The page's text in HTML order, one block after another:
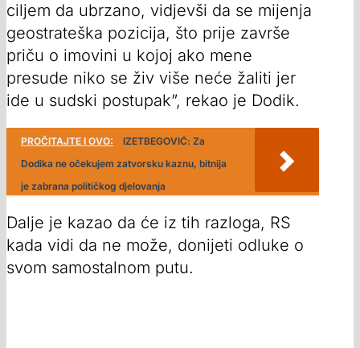
ciljem da ubrzano, vidjevši da se mijenja
geostrateška pozicija, što prije završe
priču o imovini u kojoj ako mene
presude niko se živ više neće žaliti jer
ide u sudski postupak”, rekao je Dodik.
PROČITAJTE I OVO:
IZETBEGOVIĆ: Za
Dodika ne očekujem zatvorsku kaznu, bitnija
je zabrana političkog djelovanja
Dalje je kazao da će iz tih razloga, RS
kada vidi da ne može, donijeti odluke o
svom samostalnom putu.